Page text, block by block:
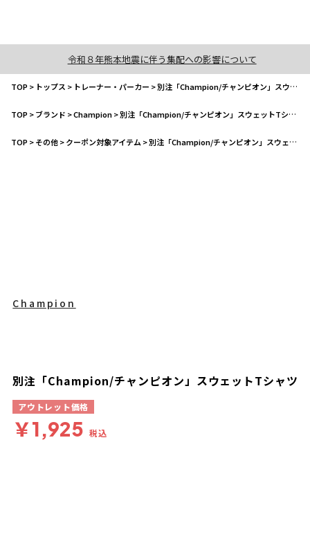
令和８年熊本地震に伴う集配への影響について
TOP> トップス > トレーナー・パーカー >別注「Champion/チャンピオン」スウェットTシャツ
TOP>ブランド >Champion>別注「Champion/チャンピオン」スウェットTシャツ
TOP>その他>クーポン対象アイテム >別注「Champion/チャンピオン」スウェットTシャツ
Champion
別注「Champion/チャンピオン」スウェットTシャツ
アウトレット価格
￥1,925 税込